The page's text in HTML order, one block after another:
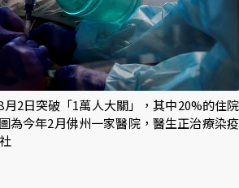
2日突破「1萬人大關」，其中20%的住院
為今年2月佛州一家醫院，醫生正治療染疫